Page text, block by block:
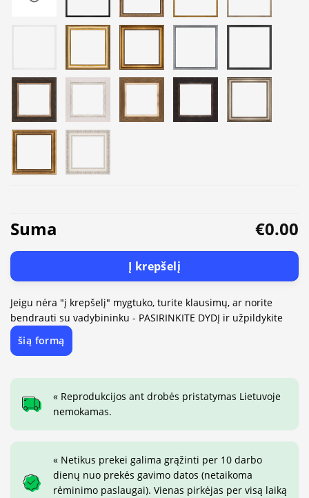
Suma €0.00
Į krepšelį
Jeigu nėra "į krepšelį" mygtuko, turite klausimų, ar norite
bendrauti su vadybininku - PASIRINKITE DYDĮ ir užpildykite
šią formą
« Reprodukcijos ant drobės pristatymas Lietuvoje
nemokamas.
« Netikus prekei galima grąžinti per 10 darbo
dienų nuo prekės gavimo datos (netaikoma
rėminimo paslaugai). Vienas pirkėjas per visą laiką